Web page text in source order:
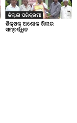
ଜିଲ୍ଲା ପରିକ୍ରମା
ଶିକ୍ଷକ ଅଶୋକ ଖିଲାର
ସମ୍ବର୍ଦ୍ଧିତ